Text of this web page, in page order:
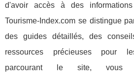
d'avoir accès à des
Tourisme-Index.com se distingue
des guides détaillés, des
ressources précieuses pour
parcourant le site, vous